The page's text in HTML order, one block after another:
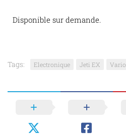
Disponible sur demande.
Tags: Electronique Jeti EX Vario